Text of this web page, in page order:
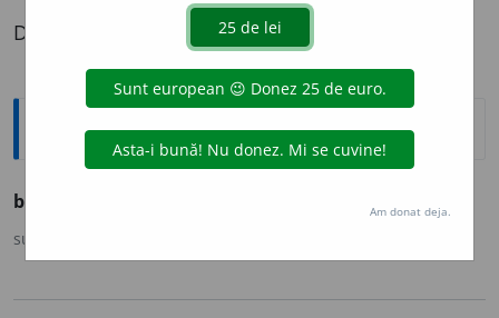
Definiția cu ID-ul 778567:
Ortografice DOOM
box
sursa:
Am donat deja.